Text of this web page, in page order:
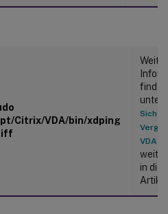
Citrix/VDA/bin/xdping
unter
VDA-
in